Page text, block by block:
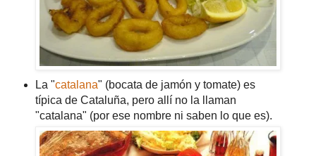
La "catalana" (bocata de jamón y tomate) es
típica de Cataluña, pero allí no la llaman
"catalana" (por ese nombre ni saben lo que es).